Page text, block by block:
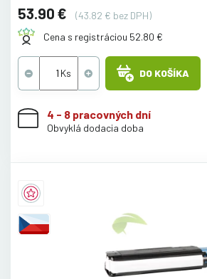
53.90 €
(43.82 € bez DPH)
Cena s registráciou 52.80 €
DO KOŠÍKA
4 - 8 pracovných dní
Obvyklá dodacia doba